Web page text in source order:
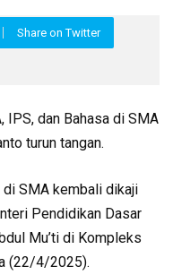
Share on Twitter
IPS, dan Bahasa di SMA
turun tangan.
di SMA kembali dikaji
Pendidikan Dasar
Mu’ti di Kompleks
(22/4/2025).